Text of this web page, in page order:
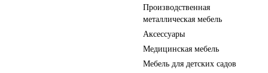
Производственная
металлическая мебель
Аксессуары
Медицинская мебель
Мебель для детских садов